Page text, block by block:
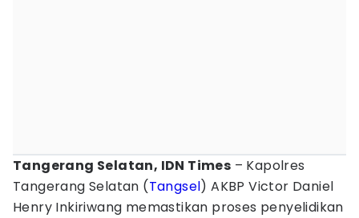
Tangerang Selatan, IDN Times – Kapolres
Tangerang Selatan (Tangsel) AKBP Victor Daniel
Henry Inkiriwang memastikan proses penyelidikan